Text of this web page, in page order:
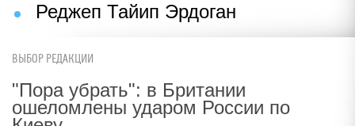
Реджеп Тайип Эрдоган
ВЫБОР РЕДАКЦИИ
"Пора убрать": в Британии
ошеломлены ударом России по